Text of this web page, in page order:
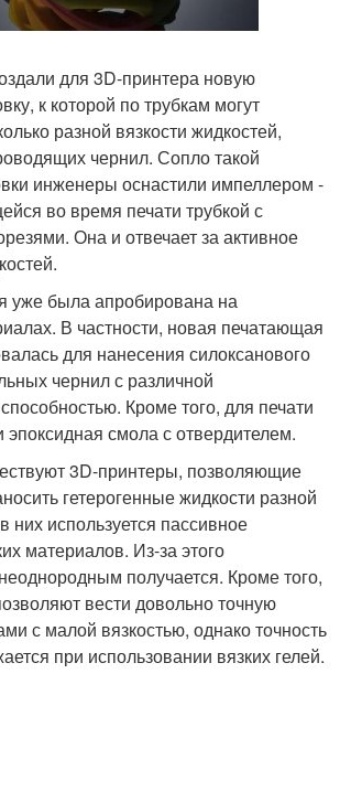
для 3D-принтера новую
к которой по трубкам могут
разной вязкости жидкостей,
чернил. Сопло такой
инженеры оснастили импеллером -
во время печати трубкой с
Она и отвечает за активное
уже была апробирована на
В частности, новая печатающая
для нанесения силоксанового
чернил с различной
Кроме того, для печати
эпоксидная смола с отвердителем.
3D-принтеры, позволяющие
гетерогенные жидкости разной
них используется пассивное
материалов. Из-за этого
получается. Кроме того,
вести довольно точную
с малой вязкостью, однако точность
при использовании вязких гелей.